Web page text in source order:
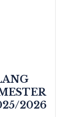
2026